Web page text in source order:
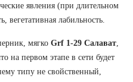
явления (при длительном
лабильность.
мягко Grf 1-29 Салават
на первом этапе в сети будет
типу не свойственный,